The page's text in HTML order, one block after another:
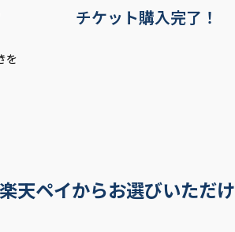
を
チケット購入完了！
天ペイからお選びいただけ